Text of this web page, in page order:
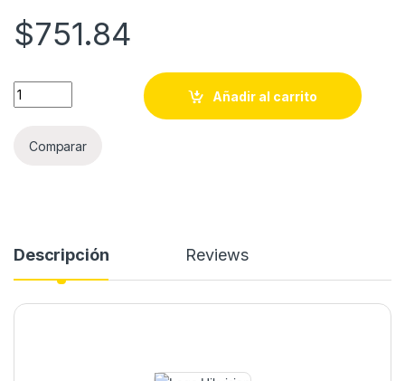
$751.84
Sensor PIR de Movimiento Dual-Tech con Cobertura de
Añadir al carrito
Comparar
Descripción Reviews